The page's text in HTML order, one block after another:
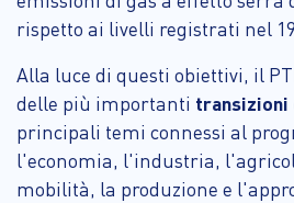
rispetto ai livelli registrati nel
Alla luce di questi obiettivi, il
delle più importanti transizioni
principali temi connessi al
l'economia, l'industria,
mobilità, la produzione e